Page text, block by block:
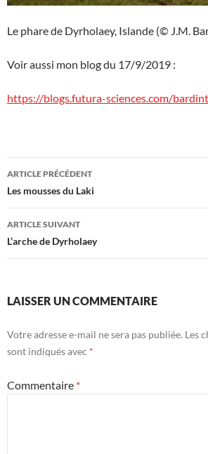
Le phare de Dyrholaey, Islande (© J.M.
Voir aussi mon blog du 17/9/2019 :
https://blogs.futura-sciences.com/
Navigation
des
articles
ARTICLE PRÉCÉDENT
Les mousses du Laki
ARTICLE SUIVANT
L’arche de Dyrholaey
LAISSER UN COMMENTAIRE
Votre adresse e-mail ne sera pas publiée. Les
sont indiqués avec *
Commentaire *